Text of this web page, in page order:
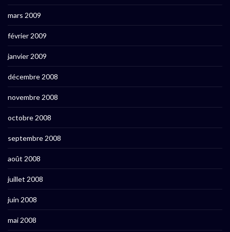
mars 2009
février 2009
janvier 2009
décembre 2008
novembre 2008
octobre 2008
septembre 2008
août 2008
juillet 2008
juin 2008
mai 2008